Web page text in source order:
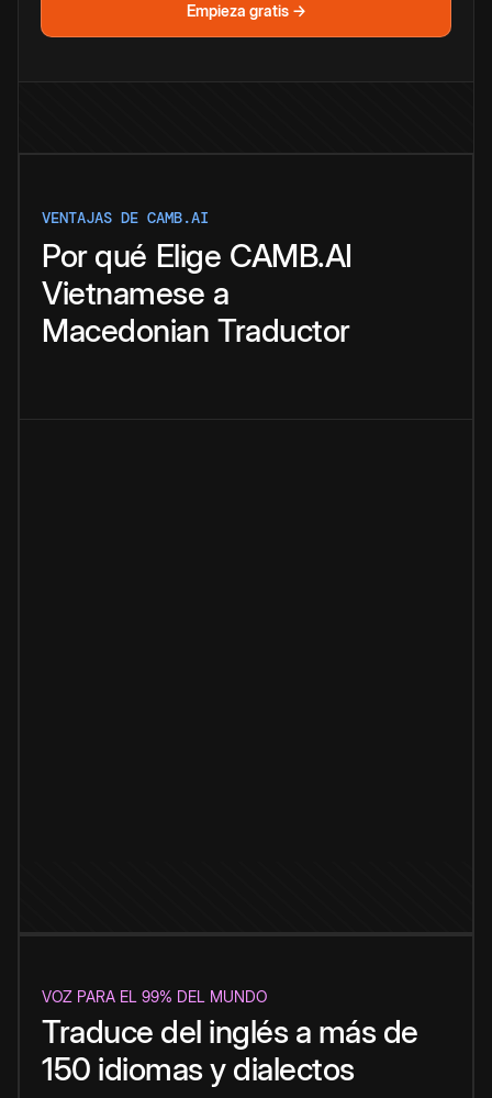
Empieza gratis →
VENTAJAS DE CAMB.AI
Por qué Elige CAMB.AI
Vietnamese a
Macedonian Traductor
VOZ PARA EL 99% DEL MUNDO
Traduce del inglés a más de
150 idiomas y dialectos